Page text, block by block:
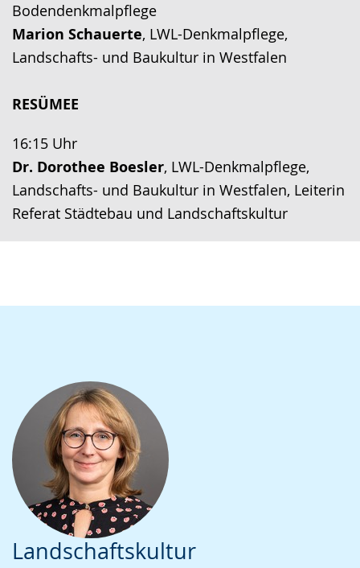
Bodendenkmalpflege
Marion Schauerte, LWL-Denkmalpflege,
Landschafts- und Baukultur in Westfalen
RESÜMEE
16:15 Uhr
Dr. Dorothee Boesler, LWL-Denkmalpflege,
Landschafts- und Baukultur in Westfalen, Leiterin
Referat Städtebau und Landschaftskultur
Landschaftskultur